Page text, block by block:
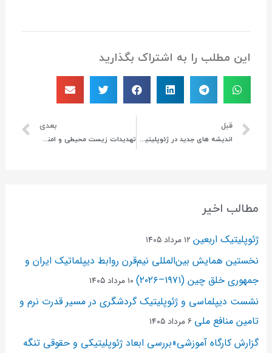
این مطلب را به اشتراک بگذارید
قبل
اندیشه های جدید در ژئوپلیتیک پست مدنیسم،پساساختارگرایی و گفتمان
بعدی
تهدیدات زیست محیطی و امنیت ملی
مطالب اخیر
ژئوپلیتیک اربعین ۱۲ مرداد ۱۴۰۵
نخستین همایش بین‌المللی نیم‌قرن روابط دیپلماتیک ایران و
جمهوری خلق چین (۱۹۷۱–۲۰۲۶)
۱۰ مرداد ۱۴۰۵
نشست دیپلماسی و ژئو‌پلیتیک گردشگری در مسیر قدرت نرم و
تامین منافع ملی ۶ مرداد ۱۴۰۵
گزارش کارگاه آموزشی«بررسی ابعاد ژئوپلیتیکی و حقوقی تنگه